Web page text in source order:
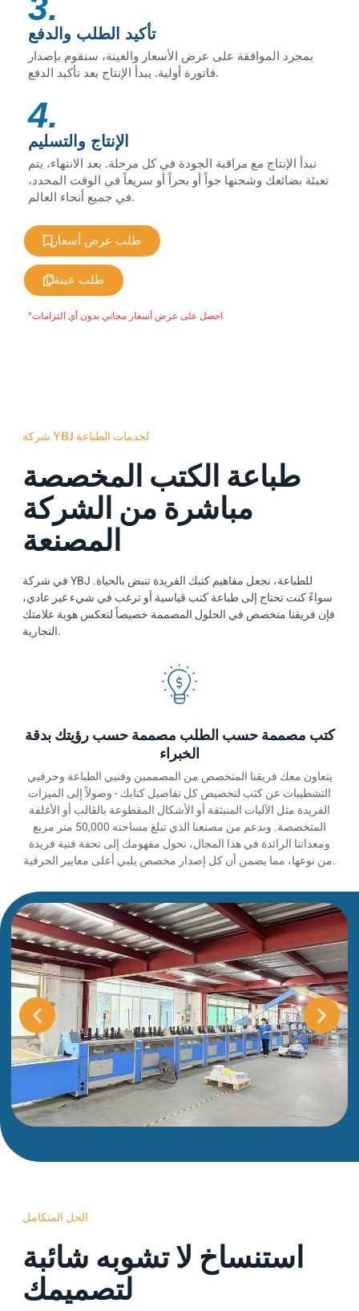
تأكيد الطلب والدفع
بمجرد الموافقة على عرض الأسعار والعينة، سنقوم بإصدار
فاتورة أولية. يبدأ الإنتاج بعد تأكيد الدفع.
4.
الإنتاج والتسليم
نبدأ الإنتاج مع مراقبة الجودة في كل مرحلة. بعد الانتهاء، يتم
تعبئة بضائعك وشحنها جواً أو بحراً أو سريعاً في الوقت المحدد،
في جميع أنحاء العالم.
طلب عرض أسعار
طلب عينة
*احصل على عرض أسعار مجاني بدون أي التزامات
شركة YBJ لخدمات الطباعة
طباعة الكتب المخصصة
مباشرة من الشركة
المصنعة
في شركة YBJ للطباعة، نجعل مفاهيم كتبك الفريدة تنبض بالحياة.
سواءً كنت تحتاج إلى طباعة كتب قياسية أو ترغب في شيء غير عادي،
فإن فريقنا متخصص في الحلول المصممة خصيصاً لتعكس هوية علامتك
التجارية.
كتب مصممة حسب الطلب مصممة حسب رؤيتك بدقة
الخبراء
يتعاون معك فريقنا المتخصص من المصممين وفنيي الطباعة وحرفيي
التشطيبات عن كثب لتخصيص كل تفاصيل كتابك - وصولاً إلى الميزات
الفريدة مثل الآليات المنبثقة أو الأشكال المقطوعة بالقالب أو الأغلفة
المتخصصة. وبدعم من مصنعنا الذي تبلغ مساحته 50,000 متر مربع
ومعداتنا الرائدة في هذا المجال، نحول مفهومك إلى تحفة فنية فريدة
من نوعها، مما يضمن أن كل إصدار مخصص يلبي أعلى معايير الحرفية.
الحل المتكامل
استنساخ لا تشوبه شائبة
لتصميمك